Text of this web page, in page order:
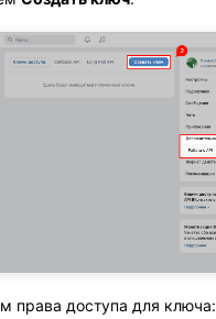
права доступа для ключа: